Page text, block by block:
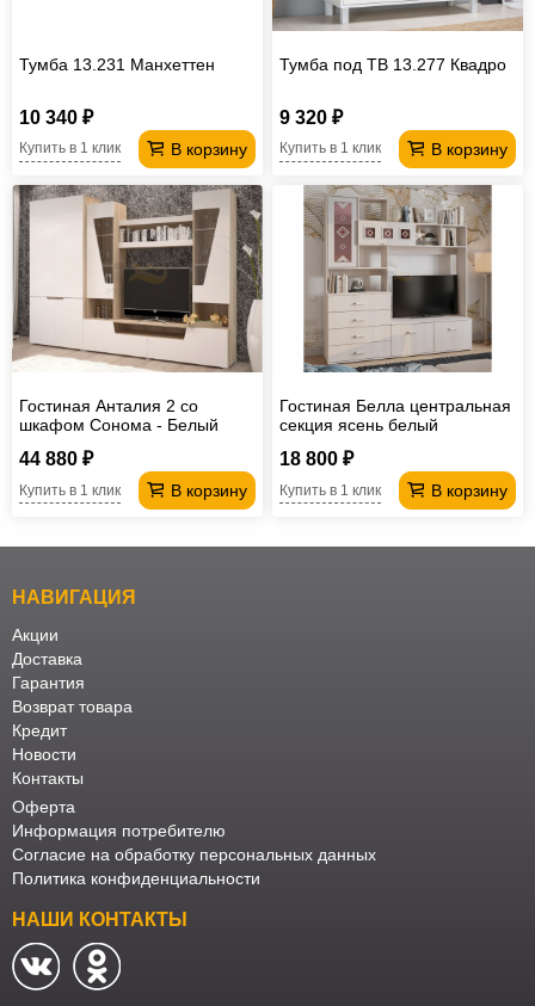
Тумба 13.231 Манхеттен
10 340 ₽
В корзину
Купить в 1 клик
Тумба под ТВ 13.277 Квадро
9 320 ₽
В корзину
Купить в 1 клик
Гостиная Анталия 2 со
шкафом Сонома - Белый
44 880 ₽
В корзину
Купить в 1 клик
Гостиная Белла центральная
секция ясень белый
18 800 ₽
В корзину
Купить в 1 клик
НАВИГАЦИЯ
Акции
Доставка
Гарантия
Возврат товара
Кредит
Новости
Контакты
Оферта
Информация потребителю
Согласие на обработку персональных данных
Политика конфиденциальности
НАШИ КОНТАКТЫ